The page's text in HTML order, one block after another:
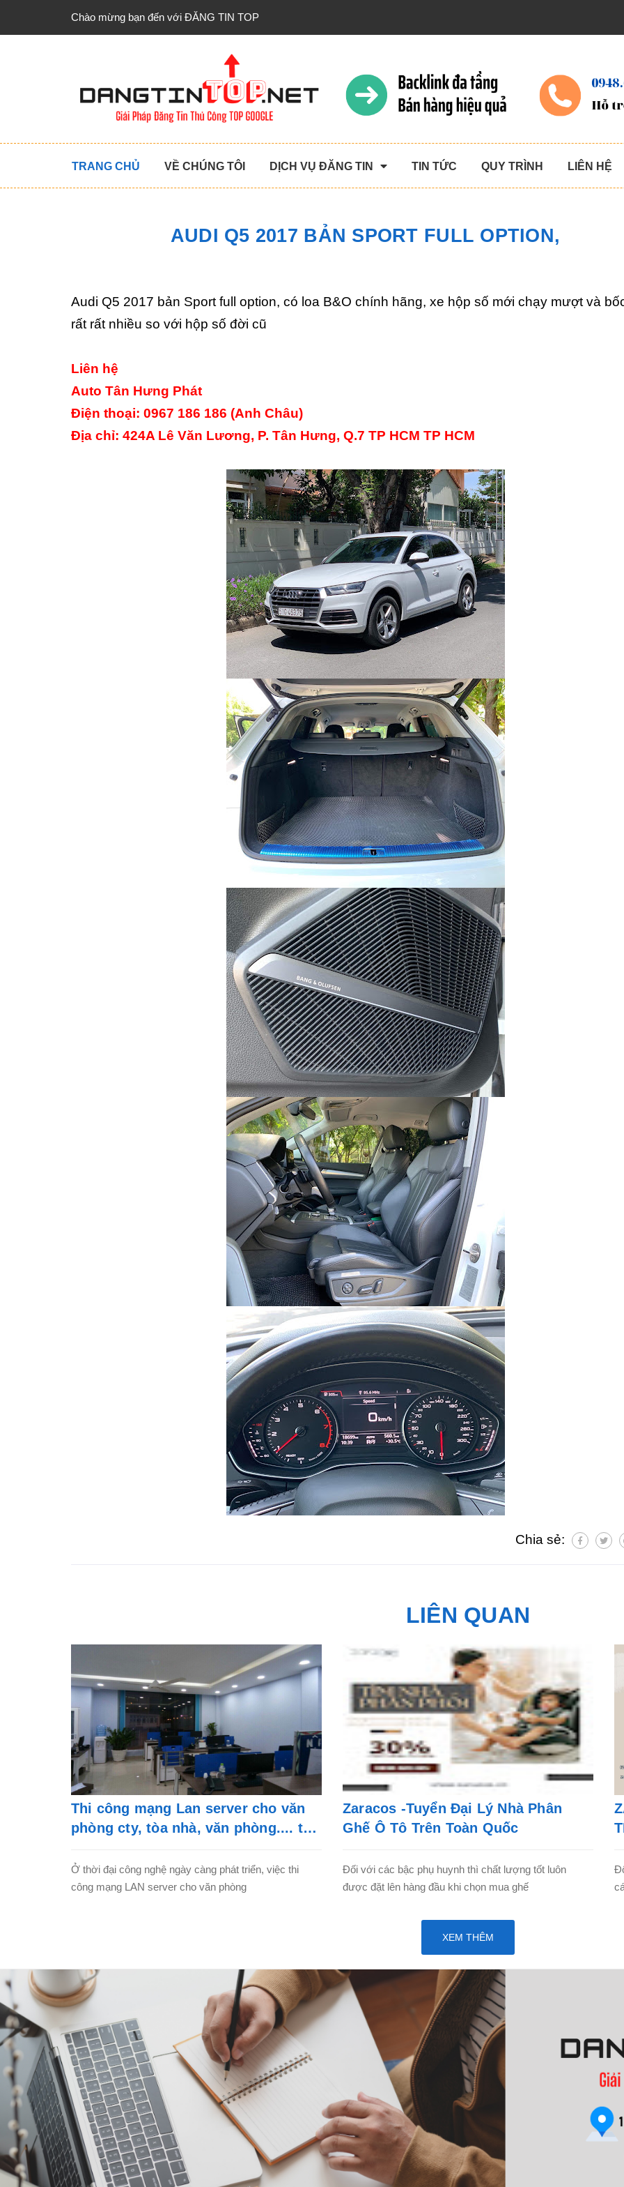
Chào mừng bạn đến với ĐĂNG TIN TOP
TRANG CHỦ VỀ CHÚNG TÔI DỊCH VỤ ĐĂNG TIN TIN TỨC QUY TRÌNH LIÊN HỆ
AUDI Q5 2017 BẢN SPORT FULL OPTION,
Audi Q5 2017 bản Sport full option, có loa B&O chính hãng, xe hộp số mới chạy mượt và
rất rất nhiều so với hộp số đời cũ
Liên hệ
Auto Tân Hưng Phát
Điện thoại: 0967 186 186 (Anh Châu)
Địa chỉ: 424A Lê Văn Lương, P. Tân Hưng, Q.7 TP HCM TP HCM
Chia sẻ:
LIÊN QUAN
Thi công mạng Lan server cho văn
phòng cty, tòa nhà, văn phòng.... tại
Ở thời đại công nghệ ngày càng phát triển, việc thi
công mạng LAN server cho văn phòng
Zaracos -Tuyển Đại Lý Nhà Phân
Ghế Ô Tô Trên Toàn Quốc
Đối với các bậc phụ huynh thì chất lượng tốt luôn
được đặt lên hàng đầu khi chọn mua ghế
XEM THÊM